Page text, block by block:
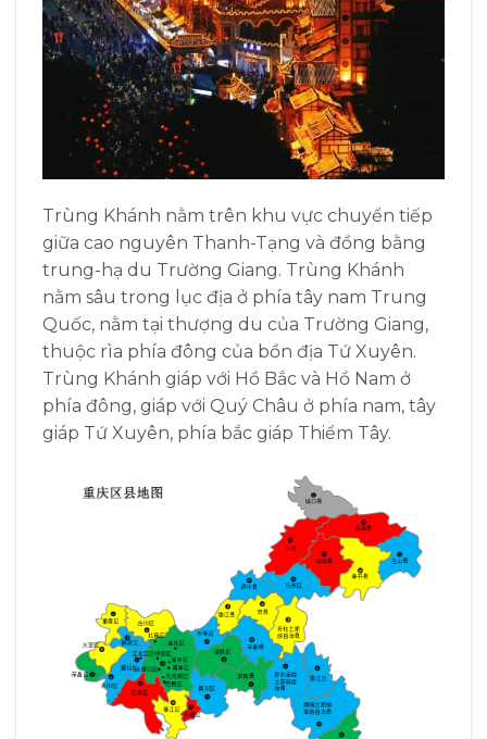
Trùng Khánh nằm trên khu vực chuyển tiếp
giữa cao nguyên Thanh-Tạng và đồng bằng
trung-hạ du Trường Giang. Trùng Khánh
nằm sâu trong lục địa ở phía tây nam Trung
Quốc, nằm tại thượng du của Trường Giang,
thuộc rìa phía đông của bồn địa Tứ Xuyên.
Trùng Khánh giáp với Hồ Bắc và Hồ Nam ở
phía đông, giáp với Quý Châu ở phía nam, tây
giáp Tứ Xuyên, phía bắc giáp Thiểm Tây.